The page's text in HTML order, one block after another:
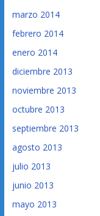
marzo 2014
febrero 2014
enero 2014
diciembre 2013
noviembre 2013
octubre 2013
septiembre 2013
agosto 2013
julio 2013
junio 2013
mayo 2013